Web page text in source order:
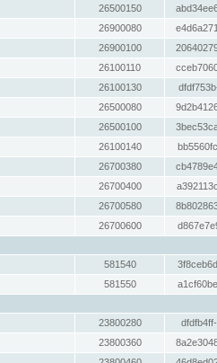
26500150
26900080
26900100
26100110
26100130
26500080
26500100
26100140
26700380
26700400
26700580
26700600
581540
581550
23800280
23800360